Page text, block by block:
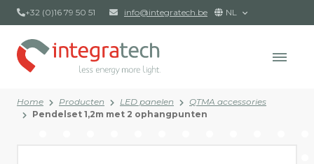
+32 (0)16 79 50 51 info@integratech.be NL
Home Producten LED panelen
QTMA accessories
Pendelset 1,2m met 2 ophangpunten